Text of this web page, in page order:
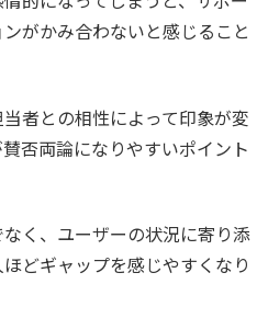
がかみ合わないと感じること
者との相性によって印象が変
否両論になりやすいポイント
く、ユーザーの状況に寄り添
どギャップを感じやすくなり